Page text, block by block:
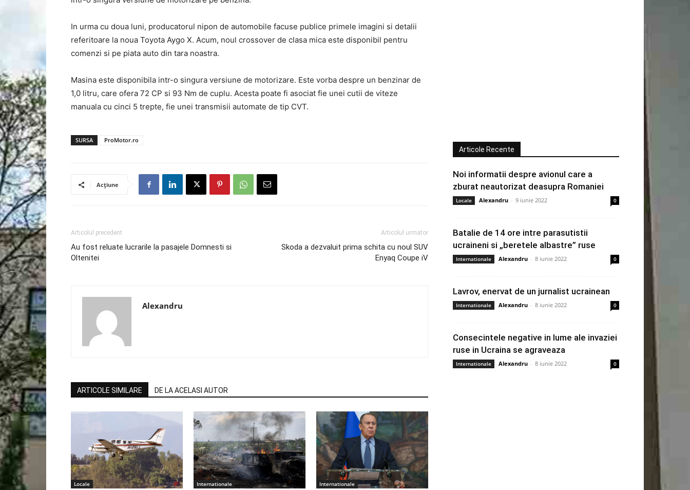
In urma cu doua luni, producatorul nipon de automobile facuse publice primele imagini si detalii
referitoare la noua Toyota Aygo X. Acum, noul crossover de clasa mica este disponibil pentru
comenzi si pe piata auto din tara noastra.
Masina este disponibila intr-o singura versiune de motorizare. Este vorba despre un benzinar de
1,0 litru, care ofera 72 CP si 93 Nm de cuplu. Acesta poate fi asociat fie unei cutii de viteze
manuala cu cinci 5 trepte, fie unei transmisii automate de tip CVT.
SURSA ProMotor.ro
Acțiune
Articolul precedent
Au fost reluate lucrarile la pasajele Domnesti si
Oltenitei
Articolul urmator
Skoda a dezvaluit prima schita cu noul SUV
Enyaq Coupe iV
Alexandru
ARTICOLE SIMILARE DE LA ACELASI AUTOR
Locale Internationale Internationale
Articole Recente
Noi informatii despre avionul care a
zburat neautorizat deasupra Romaniei
Locale Alexandru - 9 iunie 2022 0
Batalie de 14 ore intre parasutistii
ucraineni si „beretele albastre” ruse
Internationale Alexandru - 8 iunie 2022 0
Lavrov, enervat de un jurnalist ucrainean
Internationale Alexandru - 8 iunie 2022 0
Consecintele negative in lume ale invaziei
ruse in Ucraina se agraveaza
Internationale Alexandru - 8 iunie 2022 0